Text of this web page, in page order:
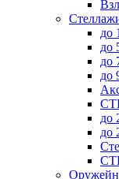
до
до
до
до
до
до